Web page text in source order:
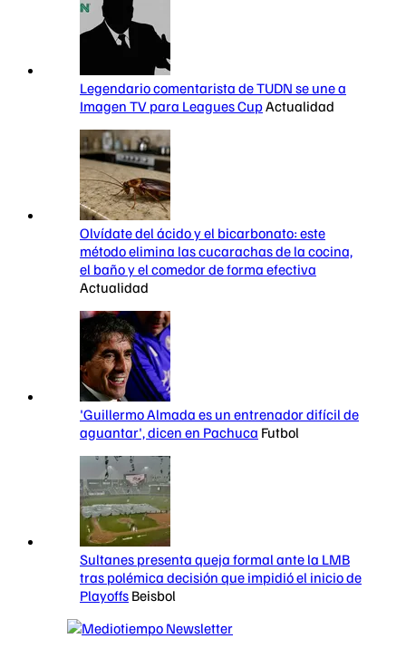
Legendario comentarista de TUDN se une a
Imagen TV para Leagues CupActualidad
Olvídate del ácido y el bicarbonato: este
método elimina las cucarachas de la cocina,
el baño y el comedor de forma efectiva
Actualidad
'Guillermo Almada es un entrenador difícil de
aguantar', dicen en Pachuca Futbol
Sultanes presenta queja formal ante la LMB
tras polémica decisión que impidió el inicio de
Playoffs Beisbol